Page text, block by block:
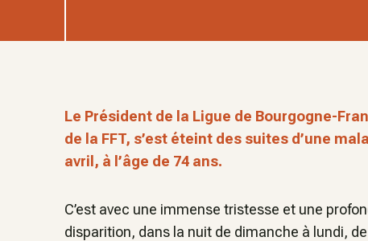
Le Président de la Ligue de Bourgogne-
de la FFT, s’est éteint des suites d’une
avril, à l’âge de 74 ans.
C’est avec une immense tristesse et une
disparition, dans la nuit de dimanche à lundi,